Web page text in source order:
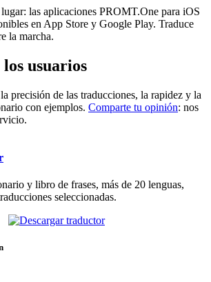
las aplicaciones PROMT.One para iOS
en App Store y Google Play. Traduce
la marcha.
usuarios
precisión de las traducciones, la rapidez y la
con ejemplos. Comparte tu opinión: nos
y libro de frases, más de 20 lenguas,
seleccionadas.